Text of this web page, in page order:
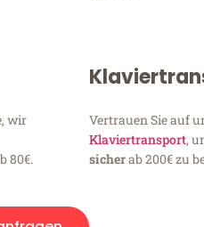
wir
80€.
Vertrauen Sie auf
Klaviertransport,
sicherab 200€ zu